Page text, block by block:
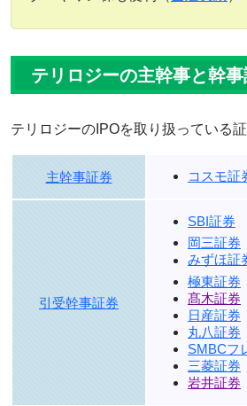
テリロジーの主幹事と幹
テリロジーのIPOを取り扱っている証
主幹事証券 コスモ証
引受幹事証券
SBI証券
岡三証券
みずほ証
極東証券
髙木証券
日産証券
丸八証券
SMBCフ
三菱証券
岩井証券